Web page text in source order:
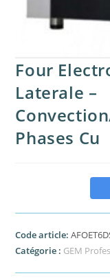
Four
Laterale –
Phases Cu
Code article:
Catégorie : GEM